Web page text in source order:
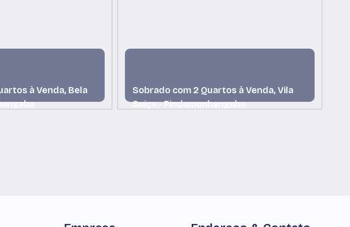
à Venda, Bela
Sobrado com 2 Quartos à Venda, Vila
Suiça - Pindamonhangaba